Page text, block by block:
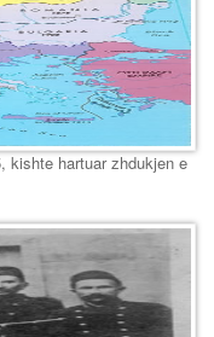
kishte hartuar zhdukjen e